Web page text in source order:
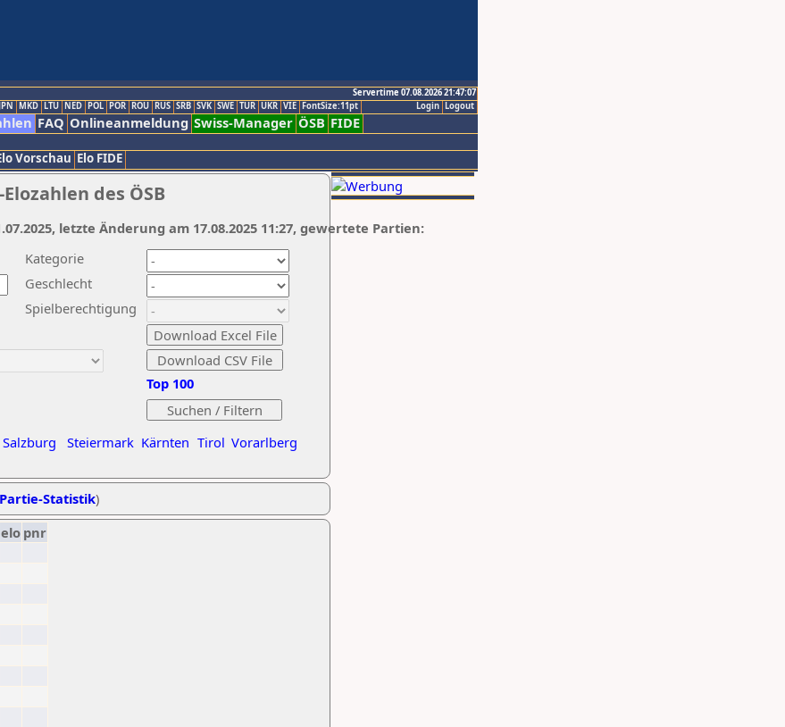
Servertime 07.08.2026 21:47:07
Logout
Login
MKD LTU NED POL POR ROU RUS SRB SVK SWE TUR UKR VIE FontSize:11pt
FAQ Onlineanmeldung Swiss-Manager ÖSB FIDE
Vorschau Elo FIDE
des ÖSB
Kategorie
Geschlecht
Spielberechtigung
Salzburg Steiermark Kärnten Tirol Vorarlberg
Top 100
letzte Änderung am 17.08.2025 11:27, gewertete Partien:
Statistik)
elo pnr